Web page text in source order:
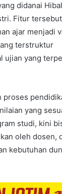
didanai
Fitur tersebut
ajar menjadi
terstruktur
ujian yang
proses
yang
studi, kini
oleh dosen,
kebutuhan